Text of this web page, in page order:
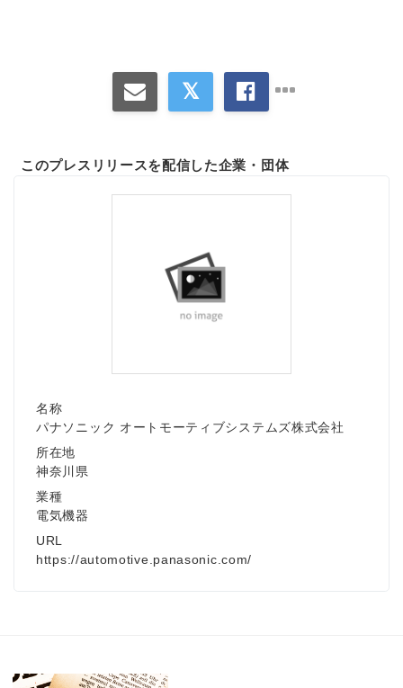
このプレスリリースを配信した企業・団体
名称
パナソニック オートモーティブシステムズ株式会社
所在地
神奈川県
業種
電気機器
URL
https://automotive.panasonic.com/